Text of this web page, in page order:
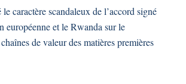
caractère scandaleux de l’accord signé
européenne et le Rwanda sur le
de valeur des matières premières